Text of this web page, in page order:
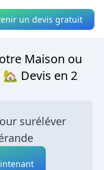
un devis gratuit
Maison ou
🏡 Devis en 2
suréléver